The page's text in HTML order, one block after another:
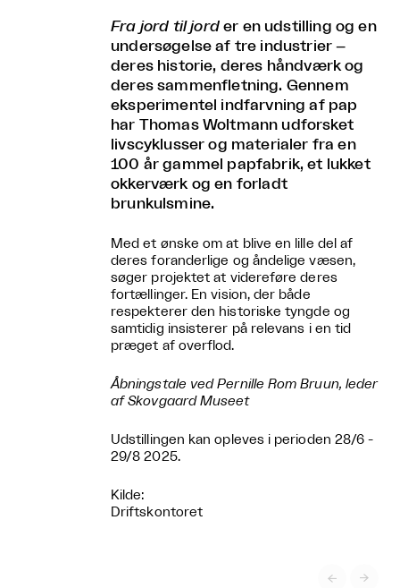
Fra jord til jorder en udstilling og en
undersøgelse af tre industrier –
deres historie, deres håndværk og
deres sammenfletning. Gennem
eksperimentel indfarvning af pap
har Thomas Woltmann udforsket
livscyklusser og materialer fra en
100 år gammel papfabrik, et lukket
okkerværk og en forladt
brunkulsmine.
Med et ønske om at blive en lille del af
deres foranderlige og åndelige væsen,
søger projektet at videreføre deres
fortællinger. En vision, der både
respekterer den historiske tyngde og
samtidig insisterer på relevans i en tid
præget af overflod.
Åbningstale ved Pernille Rom Bruun, leder
af Skovgaard Museet
Udstillingen kan opleves i perioden 28/6 -
29/8 2025.
Kilde:
Driftskontoret
 